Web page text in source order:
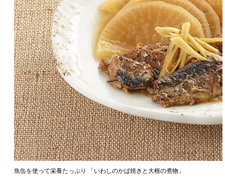
魚缶を使って栄養たっぷり 「いわしのかば焼きと大根の煮物」